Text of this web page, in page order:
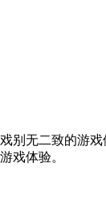
别无二致的游
戏体验。